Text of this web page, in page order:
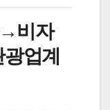
→비자
업계